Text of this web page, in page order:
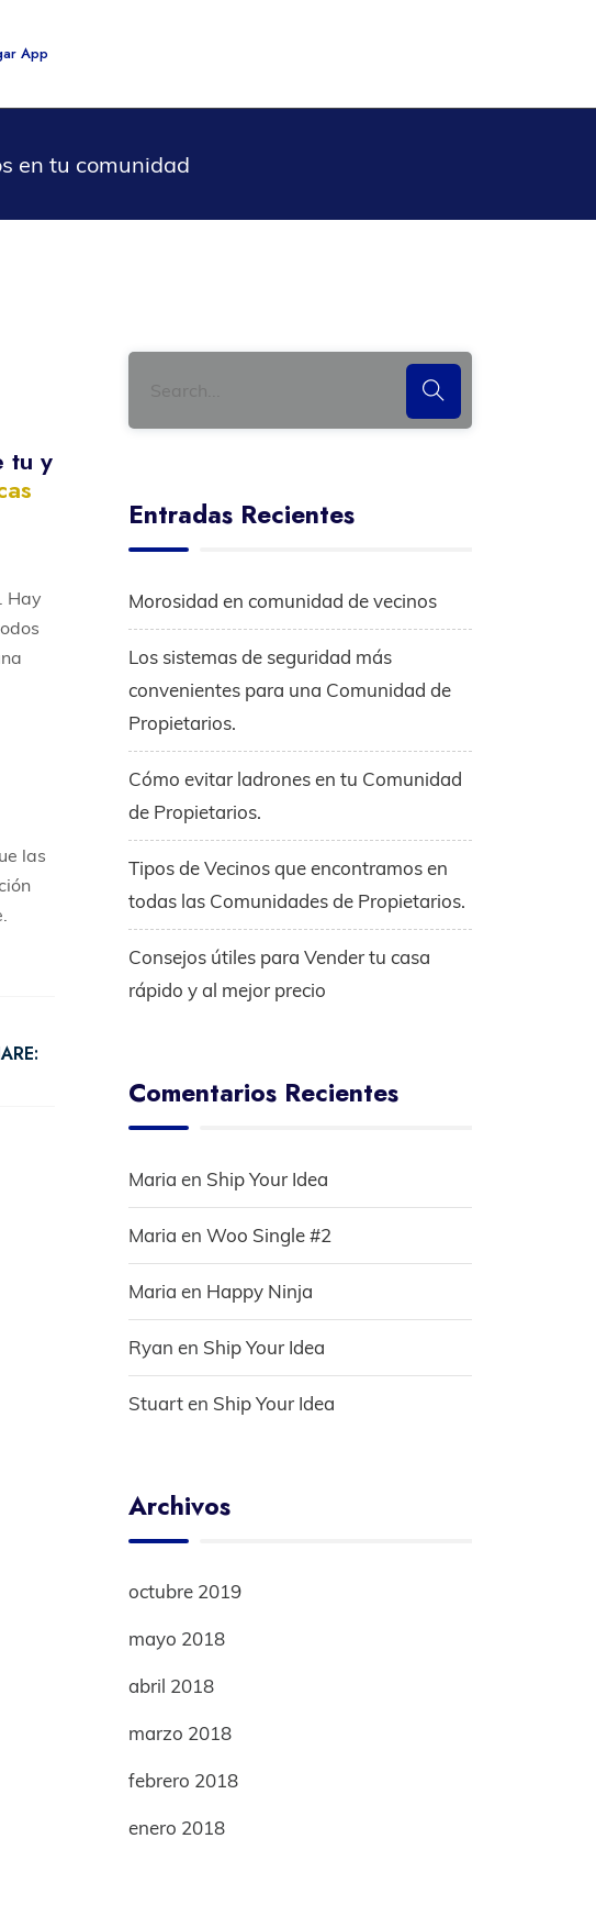
App
en tu comunidad
tu y
Hay
las
Entradas Recientes
Morosidad en comunidad de vecinos
Los sistemas de seguridad más
convenientes para una Comunidad de
Propietarios.
Cómo evitar ladrones en tu Comunidad
de Propietarios.
Tipos de Vecinos que encontramos en
todas las Comunidades de Propietarios.
Consejos útiles para Vender tu casa
rápido y al mejor precio
Comentarios Recientes
Maria en Ship Your Idea
Maria enWoo Single #2
Maria en Happy Ninja
Ryan en Ship Your Idea
Stuarten Ship Your Idea
Archivos
octubre 2019
mayo 2018
abril 2018
marzo 2018
febrero 2018
enero 2018